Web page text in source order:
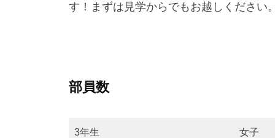
す！まずは見学からでもお越しください。
部員数
3年生 女子